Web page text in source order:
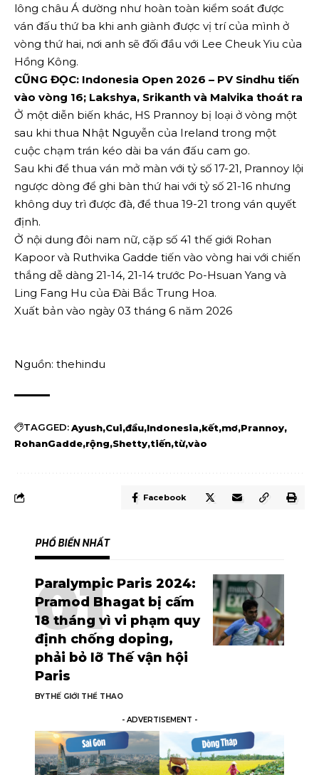
lông châu Á dường như hoàn toàn kiểm soát được
ván đấu thứ ba khi anh giành được vị trí của mình ở
vòng thứ hai, nơi anh sẽ đối đầu với Lee Cheuk Yiu của
Hồng Kông.
CŨNG ĐỌC: Indonesia Open 2026 – PV Sindhu tiến
vào vòng 16; Lakshya, Srikanth và Malvika thoát ra
Ở một diễn biến khác, HS Prannoy bị loại ở vòng một
sau khi thua Nhật Nguyễn của Ireland trong một
cuộc chạm trán kéo dài ba ván đấu cam go.
Sau khi để thua ván mở màn với tỷ số 17-21, Prannoy lội
ngược dòng để ghi bàn thứ hai với tỷ số 21-16 nhưng
không duy trì được đà, để thua 19-21 trong ván quyết
định.
Ở nội dung đôi nam nữ, cặp số 41 thế giới Rohan
Kapoor và Ruthvika Gadde tiến vào vòng hai với chiến
thắng dễ dàng 21-14, 21-14 trước Po-Hsuan Yang và
Ling Fang Hu của Đài Bắc Trung Hoa.
Xuất bản vào ngày 03 tháng 6 năm 2026
Nguồn: thehindu
TAGGED:Ayush Cui đầu Indonesia kết mơ Prannoy
RohanGadde rộng Shetty tiến từ vào
Facebook
PHỔ BIẾN NHẤT
Paralympic Paris 2024:
Pramod Bhagat bị cấm
18 tháng vì vi phạm quy
định chống doping,
phải bỏ lỡ Thế vận hội
Paris
BYTHẾ GIỚI THỂ THAO
- ADVERTISEMENT -